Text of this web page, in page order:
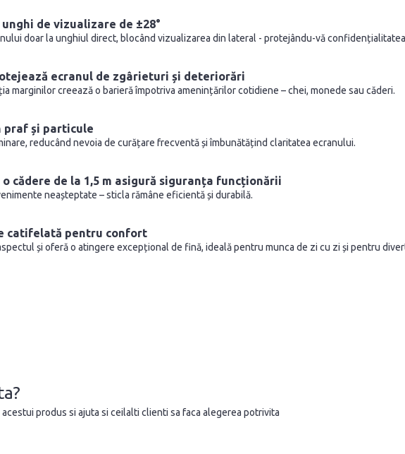
de vizualizare de ±28°
doar la unghiul direct, blocând vizualizarea din lateral - protejându-vă
ecranul de zgârieturi și deteriorări
marginilor creează o barieră împotriva amenințărilor cotidiene – chei, monede sau căderi.
praf și particule
reducând nevoia de curățare frecventă și îmbunătățind claritatea ecranului.
cădere de la 1,5 m asigură siguranța funcționării
neașteptate – sticla rămâne eficientă și durabilă.
catifelată pentru confort
și oferă o atingere excepțional de fină, ideală pentru munca de zi cu zi și pentru
produs si ajuta si ceilalti clienti sa faca alegerea potrivita